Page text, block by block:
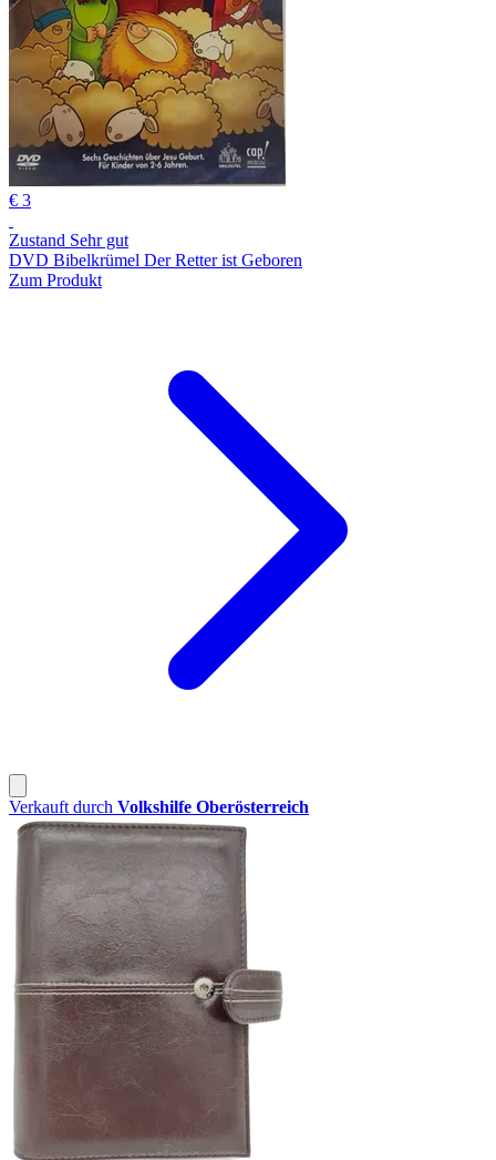
€ 3
Zustand Sehr gut
DVD Bibelkrümel Der Retter ist Geboren
Zum Produkt
Verkauft durch Volkshilfe Oberösterreich